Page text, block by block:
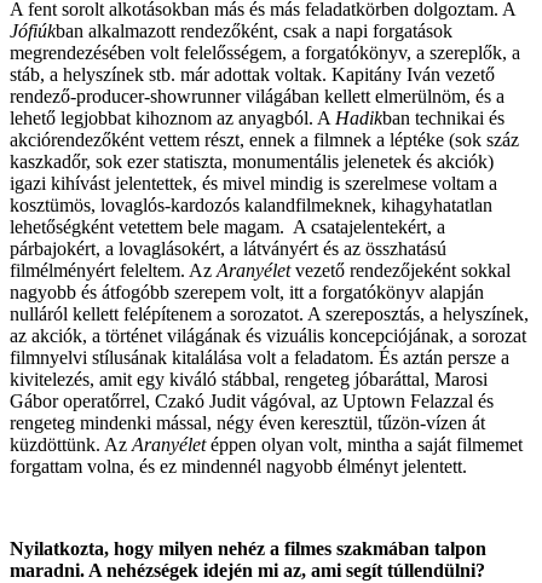
A fent sorolt alkotásokban más és más feladatkörben dolgoztam. A
Jófiúkban alkalmazott rendezőként, csak a napi forgatások
megrendezésében volt felelősségem, a forgatókönyv, a szereplők, a
stáb, a helyszínek stb. már adottak voltak. Kapitány Iván vezető
rendező-producer-showrunner világában kellett elmerülnöm, és a
lehető legjobbat kihoznom az anyagból. A Hadikban technikai és
akciórendezőként vettem részt, ennek a filmnek a léptéke (sok száz
kaszkadőr, sok ezer statiszta, monumentális jelenetek és akciók)
igazi kihívást jelentettek, és mivel mindig is szerelmese voltam a
kosztümös, lovaglós-kardozós kalandfilmeknek, kihagyhatatlan
lehetőségként vetettem bele magam. A csatajelentekért, a
párbajokért, a lovaglásokért, a látványért és az összhatású
filmélményért feleltem. Az Aranyéletvezető rendezőjeként sokkal
nagyobb és átfogóbb szerepem volt, itt a forgatókönyv alapján
nulláról kellett felépítenem a sorozatot. A szereposztás, a helyszínek,
az akciók, a történet világának és vizuális koncepciójának, a sorozat
filmnyelvi stílusának kitalálása volt a feladatom. És aztán persze a
kivitelezés, amit egy kiváló stábbal, rengeteg jóbaráttal, Marosi
Gábor operatőrrel, Czakó Judit vágóval, az Uptown Felazzal és
rengeteg mindenki mással, négy éven keresztül, tűzön-vízen át
küzdöttünk. Az Aranyéletéppen olyan volt, mintha a saját filmemet
forgattam volna, és ez mindennél nagyobb élményt jelentett.
Nyilatkozta, hogy milyen nehéz a filmes szakmában talpon
maradni. A nehézségek idején mi az, ami segít túllendülni?